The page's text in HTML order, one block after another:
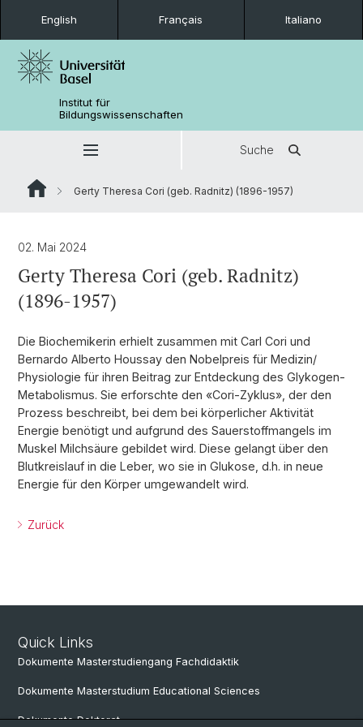
English Français Italiano
Institut für
Bildungswissenschaften
Suche
Gerty Theresa Cori (geb. Radnitz) (1896-1957)
02. Mai 2024
Gerty Theresa Cori (geb. Radnitz)
(1896-1957)
Die Biochemikerin erhielt zusammen mit Carl Cori und
Bernardo Alberto Houssay den Nobelpreis für Medizin/
Physiologie für ihren Beitrag zur Entdeckung des Glykogen-
Metabolismus. Sie erforschte den «Cori-Zyklus», der den
Prozess beschreibt, bei dem bei körperlicher Aktivität
Energie benötigt und aufgrund des Sauerstoffmangels im
Muskel Milchsäure gebildet wird. Diese gelangt über den
Blutkreislauf in die Leber, wo sie in Glukose, d.h. in neue
Energie für den Körper umgewandelt wird.
Zurück
Quick Links
Dokumente Masterstudiengang Fachdidaktik
Dokumente Masterstudium Educational Sciences
Dokumente Doktorat